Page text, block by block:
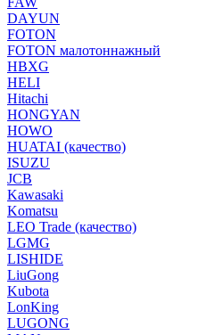
DAYUN
FOTON
FOTON малотоннажный
HBXG
HELI
Hitachi
HONGYAN
HOWO
HUATAI (качество)
ISUZU
JCB
Kawasaki
Komatsu
LEO Trade (качество)
LGMG
LISHIDE
LiuGong
Kubota
LonKing
LUGONG